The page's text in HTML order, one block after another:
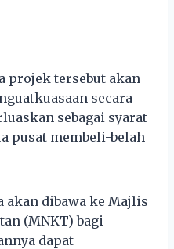
projek tersebut akan
secara
sebagai syarat
pusat membeli-belah
akan dibawa ke Majlis
(MNKT) bagi
dapat